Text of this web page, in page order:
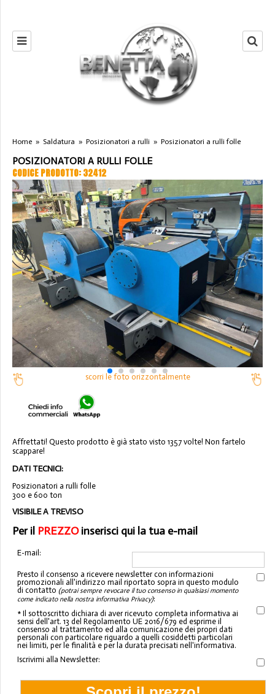
Home » Saldatura » Posizionatori a rulli » Posizionatori a rulli folle
POSIZIONATORI A RULLI FOLLE
CODICE PRODOTTO: 32412
scorri le foto orizzontalmente
Affrettati! Questo prodotto è già stato visto 1357 volte! Non fartelo
scappare!
DATI TECNICI:
Posizionatori a rulli folle
300 e 600 ton
VISIBILE A TREVISO
Per il PREZZOinserisci qui la tua e-mail
E-mail:
Presto il consenso a ricevere newsletter con informazioni
promozionali all'indirizzo mail riportato sopra in questo modulo
di contatto (potrai sempre revocare il tuo consenso in qualsiasi momento
come indicato nella nostra informativa Privacy):
* Il sottoscritto dichiara di aver ricevuto completa informativa ai
sensi dell'art. 13 del Regolamento UE 2016/679 ed esprime il
consenso al trattamento ed alla comunicazione dei propri dati
personali con particolare riguardo a quelli cosiddetti particolari
nei limiti, per le finalità e per la durata precisati nell'informativa.
Iscrivimi alla Newsletter: